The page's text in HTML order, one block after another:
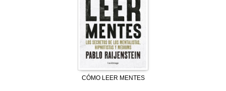
CÓMO LEER MENTES